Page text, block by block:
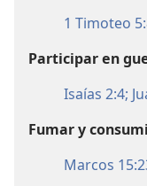
1 Timoteo
Participar en
Isaías 2:4;
Fumar y
Marcos